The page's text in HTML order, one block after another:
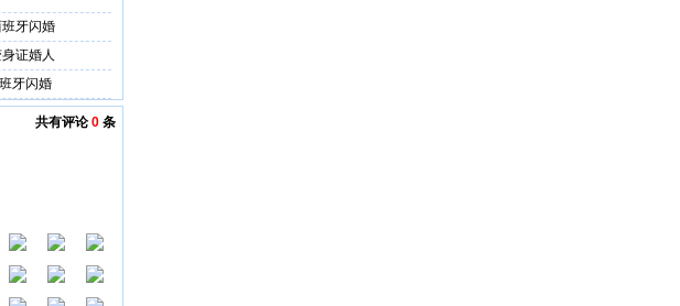
牙闪婚
证婚人
牙闪婚
共有评论0 条